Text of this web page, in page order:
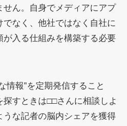
せん。自身でメディアにアプ
でなく、他社ではなく自社に
が入る仕組みを構築する必要
情報”を定期発信すること
すときは□□さんに相談しよ
うな記者の脳内シェアを獲得